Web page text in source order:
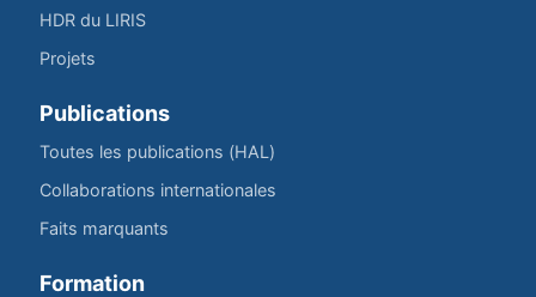
HDR du LIRIS
Projets
Publications
Toutes les publications (HAL)
Collaborations internationales
Faits marquants
Formation